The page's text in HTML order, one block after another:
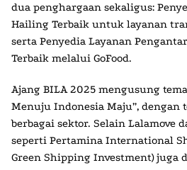
dua penghargaan sekaligus:
Hailing Terbaik untuk layanan
serta Penyedia Layanan
Terbaik melalui GoFood.
Ajang BILA 2025 mengusung
Menuju Indonesia Maju”, dengan
berbagai sektor. Selain Lalamove
seperti Pertamina International
Green Shipping Investment) juga